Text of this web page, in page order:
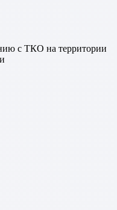
с ТКО на территории